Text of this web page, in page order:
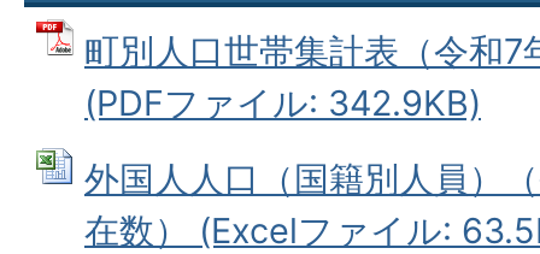
町別人口世帯集計表（令和7
(PDFファイル: 342.9KB)
外国人人口（国籍別人員）
在数） (Excelファイル: